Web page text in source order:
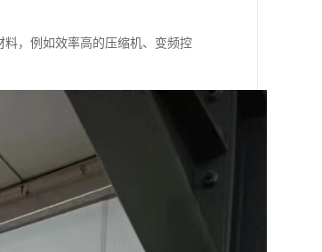
，例如效率高的压缩机、变频控